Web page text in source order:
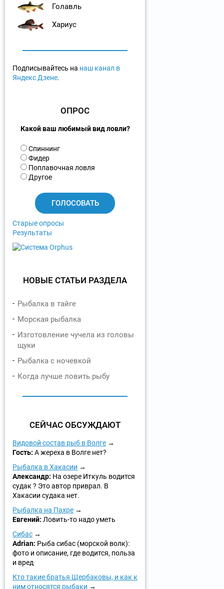
Голавль
Хариус
Подписывайтесь на наш канал в
Яндекс Дзене.
ОПРОС
Какой ваш любимый вид ловли?
В
а
р
и
Спиннинг
Фидер
Поплавочная ловля
Другое
Старые опросы
Результаты
НОВЫЕ СТАТЬИ РАЗДЕЛА
Рыбалка в тайге
Морская рыбалка
Изготовление чучела из головы
щуки
Рыбалка с ночевкой
Когда лучше ловить рыбу
СЕЙЧАС ОБСУЖДАЮТ
Видовой состав рыб в Волге
Гость: А жереха в Волге нет?
Рыбалка в Хакасии
Александр: На озере Иткуль водится
судак ? Это автор приврал. В
Хакасии судака нет.
Рыбалка на Пахре
Евгений: Ловить-то надо уметь
Сибас
Adrian: Рыба сибас (морской волк):
фото и описание, где водится, польза
и вред
Кто такие братья Щербаковы, и как к
ним относятся рыбаки